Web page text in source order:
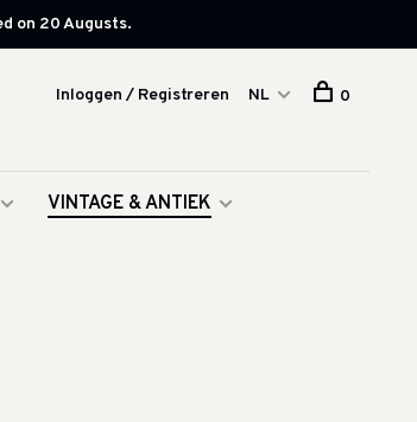
on 20 Augusts.
VINTAGE & ANTIEK
Inloggen / Registreren NL 0